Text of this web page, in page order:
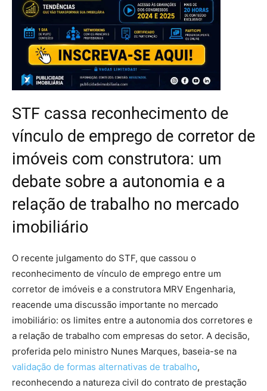
STF cassa reconhecimento de
vínculo de emprego de corretor de
imóveis com construtora: um
debate sobre a autonomia e a
relação de trabalho no mercado
imobiliário
O recente julgamento do STF, que cassou o
reconhecimento de vínculo de emprego entre um
corretor de imóveis e a construtora MRV Engenharia,
reacende uma discussão importante no mercado
imobiliário: os limites entre a autonomia dos corretores e
a relação de trabalho com empresas do setor. A decisão,
proferida pelo ministro Nunes Marques, baseia-se na
validação de formas alternativas de trabalho,
reconhecendo a natureza civil do contrato de prestação